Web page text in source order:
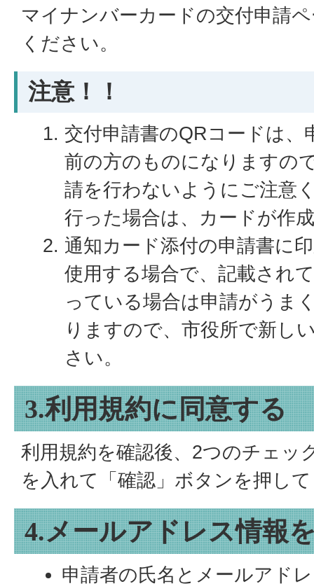
マイナンバーカードの交付申請
ください。
注意！！
交付申請書のQRコードは、
前の方のものになりますの
請を行わないようにご注意
行った場合は、カードが作
通知カード添付の申請書に
使用する場合で、記載され
っている場合は申請がうま
りますので、市役所で新し
さい。
3.利用規約に同意する
利用規約を確認後、2つのチェッ
を入れて「確認」ボタンを押し
4.メールアドレス情報
申請者の氏名とメールアド